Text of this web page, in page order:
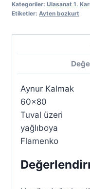
Kategoriler: Ulasanat 1.
Etiketler: Ayten bozkurt
Aynur Kalmak
60×80
Tuval üzeri
yağlıboya
Flamenko